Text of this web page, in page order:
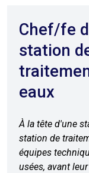
Chef/fe de
station
eaux
À la tête d'une
station de
équipes
usées, avant